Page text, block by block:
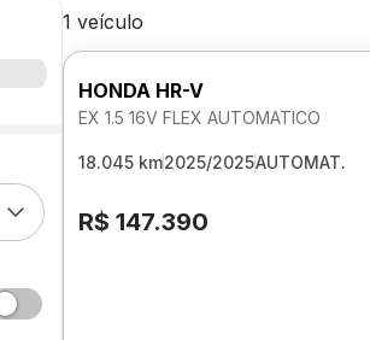
1 veículo
HONDA HR-V
EX 1.5 16V FLEX AUTOMATICO
18.045 km2025/2025AUTOMAT.
R$ 147.390